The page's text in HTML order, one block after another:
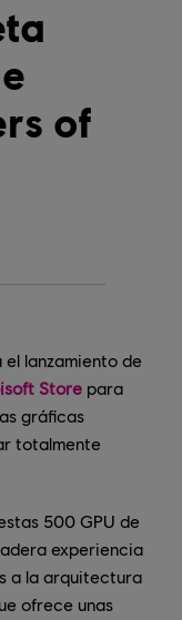
of
lanzamiento de
Store para
gráficas
totalmente
500 GPU de
experiencia
a la arquitectura
ofrece unas